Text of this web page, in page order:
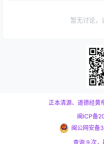
暂无讨论，
正本清源、道德经黄
闽ICP备
闽公网安
查询 9 次